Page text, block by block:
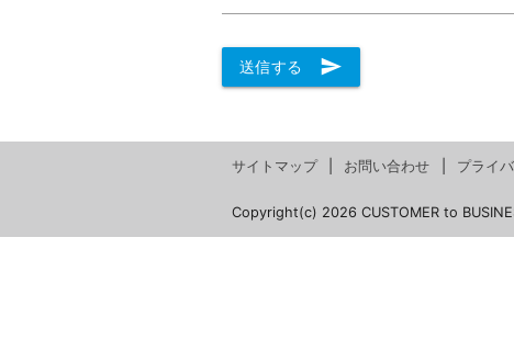
送信する send
サイトマップ お問い合わせ プライ
Copyright(c) 2026 CUSTOMER to